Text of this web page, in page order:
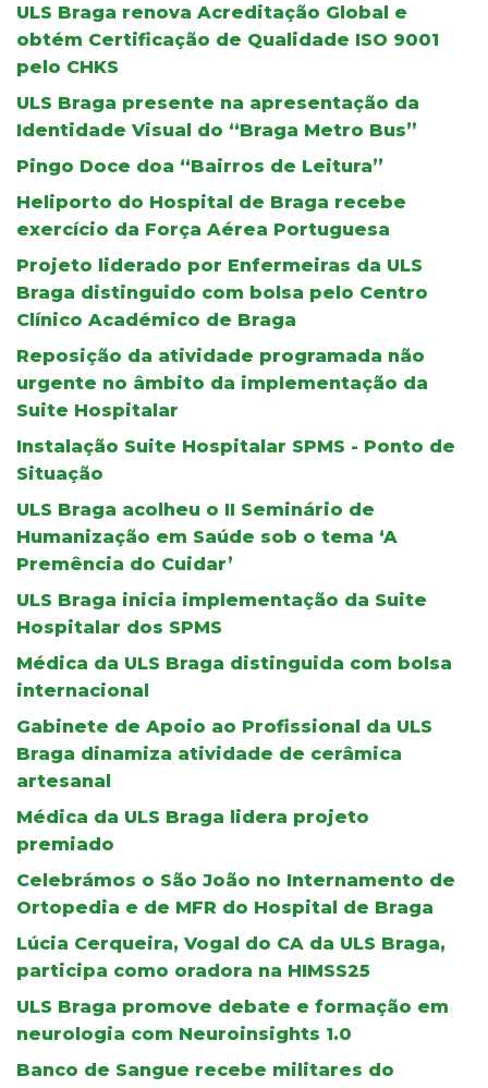
ULS Braga renova Acreditação Global e
obtém Certificação de Qualidade ISO 9001
pelo CHKS
ULS Braga presente na apresentação da
Identidade Visual do “Braga Metro Bus”
Pingo Doce doa “Bairros de Leitura”
Heliporto do Hospital de Braga recebe
exercício da Força Aérea Portuguesa
Projeto liderado por Enfermeiras da ULS
Braga distinguido com bolsa pelo Centro
Clínico Académico de Braga
Reposição da atividade programada não
urgente no âmbito da implementação da
Suite Hospitalar
Instalação Suite Hospitalar SPMS - Ponto de
Situação
ULS Braga acolheu o II Seminário de
Humanização em Saúde sob o tema ‘A
Premência do Cuidar’
ULS Braga inicia implementação da Suite
Hospitalar dos SPMS
Médica da ULS Braga distinguida com bolsa
internacional
Gabinete de Apoio ao Profissional da ULS
Braga dinamiza atividade de cerâmica
artesanal
Médica da ULS Braga lidera projeto
premiado
Celebrámos o São João no Internamento de
Ortopedia e de MFR do Hospital de Braga
Lúcia Cerqueira, Vogal do CA da ULS Braga,
participa como oradora na HIMSS25
ULS Braga promove debate e formação em
neurologia com Neuroinsights 1.0
Banco de Sangue recebe militares do